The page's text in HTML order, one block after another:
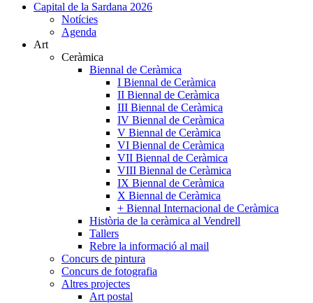
Capital de la Sardana 2026
Notícies
Agenda
Art
Ceràmica
Biennal de Ceràmica
I Biennal de Ceràmica
II Biennal de Ceràmica
III Biennal de Ceràmica
IV Biennal de Ceràmica
V Biennal de Ceràmica
VI Biennal de Ceràmica
VII Biennal de Ceràmica
VIII Biennal de Ceràmica
IX Biennal de Ceràmica
X Biennal de Ceràmica
+ Biennal Internacional de Ceràmica
Història de la ceràmica al Vendrell
Tallers
Rebre la informació al mail
Concurs de pintura
Concurs de fotografia
Altres projectes
Art postal